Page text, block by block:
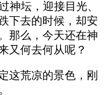
神坛，迎接目光、
下去的时候，却安
那么，今天还在神
又何去何从呢？
这荒凉的景色，刚